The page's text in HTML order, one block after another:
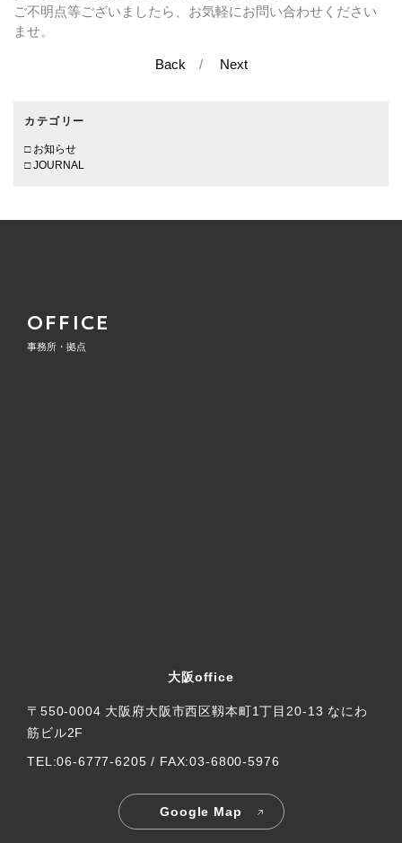
ご不明点等ございましたら、お気軽にお問い合わせください
ませ。
Back / Next
カテゴリー
お知らせ
JOURNAL
OFFICE
事務所・拠点
大阪office
〒550-0004 大阪府大阪市西区靱本町1丁目20-13 なにわ
筋ビル2F
TEL:06-6777-6205 / FAX:03-6800-5976
Google Map